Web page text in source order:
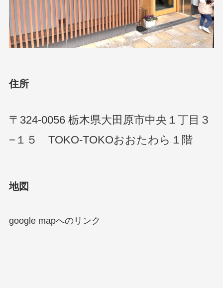
住所
〒324-0056 栃木県大田原市中央１丁目３
−１５ TOKO-TOKOおおたわら１階
地図
google mapへのリンク